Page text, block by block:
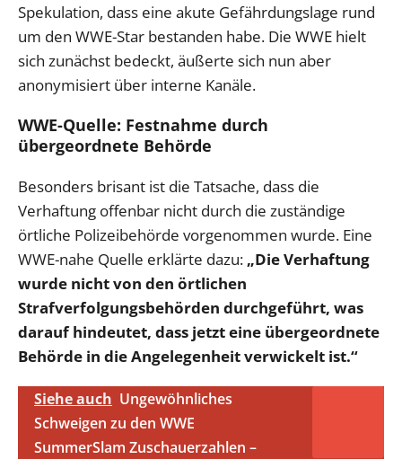
Spekulation, dass eine akute Gefährdungslage rund
um den WWE-Star bestanden habe. Die WWE hielt
sich zunächst bedeckt, äußerte sich nun aber
anonymisiert über interne Kanäle.
WWE-Quelle: Festnahme durch
übergeordnete Behörde
Besonders brisant ist die Tatsache, dass die
Verhaftung offenbar nicht durch die zuständige
örtliche Polizeibehörde vorgenommen wurde. Eine
WWE-nahe Quelle erklärte dazu: „Die Verhaftung
wurde nicht von den örtlichen
Strafverfolgungsbehörden durchgeführt, was
darauf hindeutet, dass jetzt eine übergeordnete
Behörde in die Angelegenheit verwickelt ist.“
Siehe auch Ungewöhnliches
Schweigen zu den WWE
SummerSlam Zuschauerzahlen –